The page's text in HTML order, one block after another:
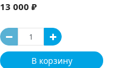
13 000 ₽
В корзину